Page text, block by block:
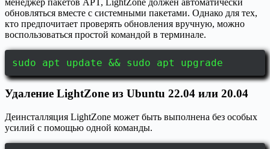
менеджер пакетов APT, LightZone должен автоматически
обновляться вместе с системными пакетами. Однако для тех,
кто предпочитает проверять обновления вручную, можно
воспользоваться простой командой в терминале.
sudo apt update && sudo apt upgrade
Удаление LightZone из Ubuntu 22.04 или 20.04
Деинсталляция LightZone может быть выполнена без особых
усилий с помощью одной команды.